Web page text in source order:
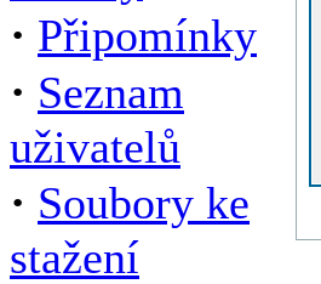
· Připomínky
· Seznam
uživatelů
· Soubory ke
stažení